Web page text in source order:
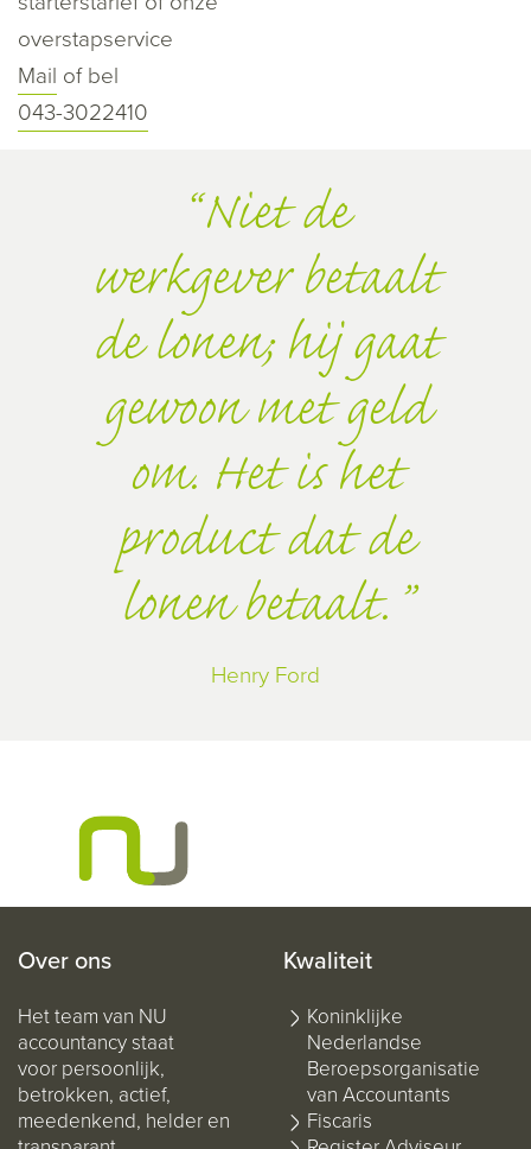
overstapservice
Mail of bel
043-3022410
Niet de
werkgever betaalt
de lonen; hij gaat
gewoon met geld
om. Het is het
product dat de
lonen betaalt.
Henry Ford
Over ons
Het team van NU
accountancy staat
voor persoonlijk,
betrokken, actief,
meedenkend, helder en
Kwaliteit
Koninklijke
Nederlandse
Beroepsorganisatie
van Accountants
Fiscaris